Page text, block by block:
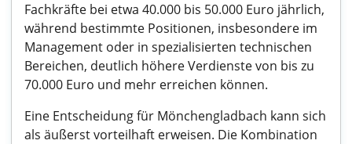
Fachkräfte bei etwa 40.000 bis 50.000 Euro jährlich,
während bestimmte Positionen, insbesondere im
Management oder in spezialisierten technischen
Bereichen, deutlich höhere Verdienste von bis zu
70.000 Euro und mehr erreichen können.
Eine Entscheidung für Mönchengladbach kann sich
als äußerst vorteilhaft erweisen. Die Kombination